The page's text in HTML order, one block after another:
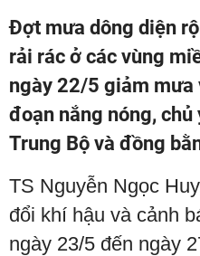
Đợt mưa dông diện
rải rác ở các vùng
ngày 22/5 giảm mưa
đoạn nắng nóng, chủ
Trung Bộ và đồng
TS Nguyễn Ngọc
đổi khí hậu và cảnh
ngày 23/5 đến ngày